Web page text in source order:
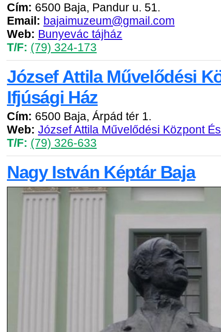
Cím: 6500 Baja, Pandur u. 51.
Email: bajaimuzeum@gmail.com
Web: Bunyevác tájház
T/F: (79) 324-173
József Attila Művelődési
Ifjúsági Ház
Cím: 6500 Baja, Árpád tér 1.
Web: József Attila Művelődési Központ
T/F: (79) 326-633
Nagy István Képtár Baja